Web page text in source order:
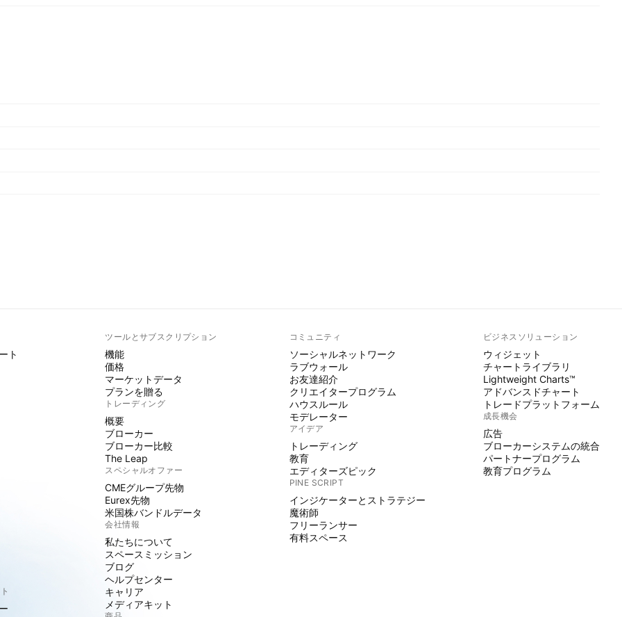
ト
ツールとサブスクリプション
機能
価格
マーケットデータ
プランを贈る
トレーディング
概要
ブローカー
ブローカー比較
The Leap
スペシャルオファー
CMEグループ先物
Eurex先物
米国株バンドルデータ
会社情報
私たちについて
スペースミッション
ブログ
ヘルプセンター
キャリア
メディアキット
コミュニティ
ソーシャルネットワーク
ラブウォール
お友達紹介
クリエイタープログラム
ハウスルール
モデレーター
アイデア
トレーディング
教育
エディターズピック
PINE SCRIPT
インジケーターとストラテジー
魔術師
フリーランサー
有料スペース
ビジネスソリューション
ウィジェット
チャートライブラリ
Lightweight Charts™
アドバンスドチャート
トレードプラットフォーム
成長機会
広告
ブローカーシステムの統合
パートナープログラム
教育プログラム